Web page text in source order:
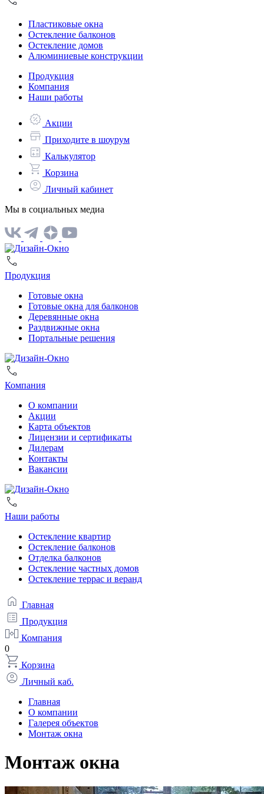
Пластиковые окна
Остекление балконов
Остекление домов
Алюминиевые конструкции
Продукция
Компания
Наши работы
Акции
Приходите в шоурум
Калькулятор
Корзина
Личный кабинет
Мы в социальных медиа
Продукция
Готовые окна
Готовые окна для балконов
Деревянные окна
Раздвижные окна
Портальные решения
Компания
О компании
Акции
Карта объектов
Лицензии и сертификаты
Дилерам
Контакты
Вакансии
Наши работы
Остекление квартир
Остекление балконов
Отделка балконов
Остекление частных домов
Остекление террас и веранд
Главная
Продукция
Компания
0
Корзина
Личный каб.
Главная
О компании
Галерея объектов
Монтаж окна
Монтаж окна